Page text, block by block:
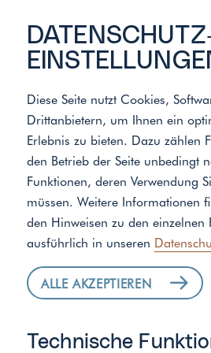
Diese Seite nutzt Cookies,
Drittanbietern, um Ihnen ein
Erlebnis zu bieten. Dazu zählen
den Betrieb der Seite unbedingt
Funktionen, deren Verwendung
müssen. Weitere Informationen
den Hinweisen zu den einzelnen
ausführlich in unseren
ALLE AKZEPTIEREN
Technische
Start Standort Schreckert GmbH
Echtes Handwerk in
SCHRECKERT
IHR
Als Teil eines innovativen
Leistungsfähigkeit der